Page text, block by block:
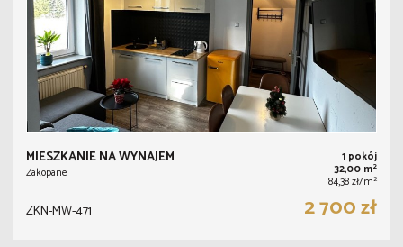
MIESZKANIE NA WYNAJEM
Zakopane
1 pokój
32,00 m2
84,38 zł/m2
ZKN-MW-471 2 700 zł